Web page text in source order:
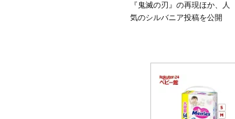
『鬼滅の刃』の再現ほか、人
気のシルバニア投稿を公開